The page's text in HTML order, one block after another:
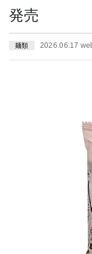
発売
麺類 2026.06.17